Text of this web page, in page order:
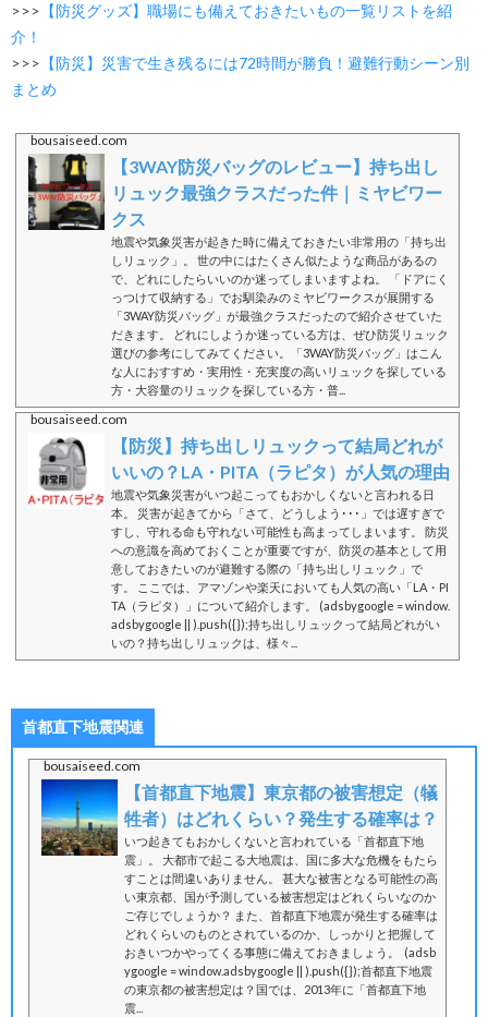
>>> 【防災グッズ】職場にも備えておきたいもの一覧リストを紹
介！
>>> 【防災】災害で生き残るには72時間が勝負！避難行動シーン別
まとめ
bousaiseed.com
【3WAY防災バッグのレビュー】持ち出し
リュック最強クラスだった件｜ミヤビワー
クス
地震や気象災害が起きた時に備えておきたい非常用の「持ち出
しリュック」。 世の中にはたくさん似たような商品があるの
で、どれにしたらいいのか迷ってしまいますよね。 「ドアにく
っつけて収納する」でお馴染みのミヤビワークスが展開する
「3WAY防災バッグ」が最強クラスだったので紹介させていた
だきます。 どれにしようか迷っている方は、ぜひ防災リュック
選びの参考にしてみてください。「3WAY防災バッグ」はこん
な人におすすめ・実用性・充実度の高いリュックを探している
方・大容量のリュックを探している方・普...
bousaiseed.com
【防災】持ち出しリュックって結局どれが
いいの？LA・PITA（ラピタ）が人気の理由
地震や気象災害がいつ起こってもおかしくないと言われる日
本。 災害が起きてから「さて、どうしよう･･･」では遅すぎで
すし、守れる命も守れない可能性も高まってしまいます。 防災
への意識を高めておくことが重要ですが、防災の基本として用
意しておきたいのが避難する際の「持ち出しリュック」で
す。 ここでは、アマゾンや楽天においても人気の高い「LA・PI
TA（ラピタ）」について紹介します。 (adsbygoogle = window.
adsbygoogle || ).push({});持ち出しリュックって結局どれがい
いの？持ち出しリュックは、様々...
首都直下地震関連
bousaiseed.com
【首都直下地震】東京都の被害想定（犠
牲者）はどれくらい？発生する確率は？
いつ起きてもおかしくないと言われている「首都直下地
震」。 大都市で起こる大地震は、国に多大な危機をもたら
すことは間違いありません。 甚大な被害となる可能性の高
い東京都、国が予測している被害想定はどれくらいなのか
ご存じでしょうか？ また、首都直下地震が発生する確率は
どれくらいのものとされているのか、しっかりと把握して
おきいつかやってくる事態に備えておきましょう。 (adsb
ygoogle = window.adsbygoogle || ).push({});首都直下地震
の東京都の被害想定は？国では、2013年に「首都直下地
震...